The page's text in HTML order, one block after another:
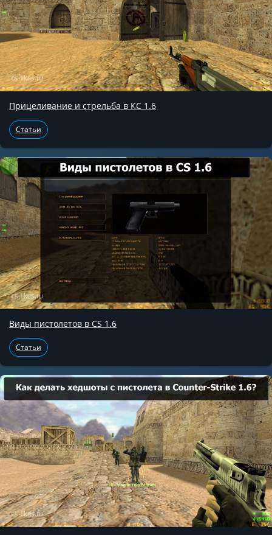
Прицеливание и стрельба в КС 1.6
Статьи
Виды пистолетов в CS 1.6
Статьи